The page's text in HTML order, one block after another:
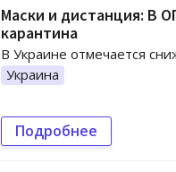
Маски и дистанция: В
карантина
В Украине отмечается
Украина
Подробнее